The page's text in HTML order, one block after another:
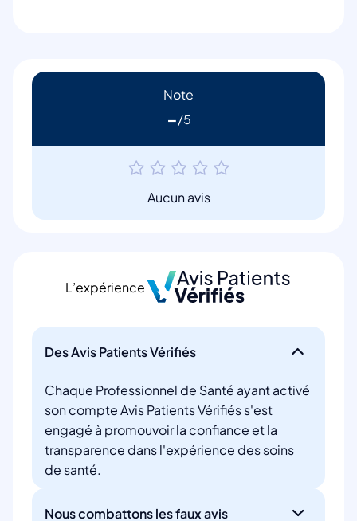
Note
-
Aucun avis
L’expérience
Des Avis Patients Vérifiés
Chaque Professionnel de Santé ayant activé
son compte Avis Patients Vérifiés s'est
engagé à promouvoir la confiance et la
transparence dans l'expérience des soins
de santé.
Nous combattons les faux avis